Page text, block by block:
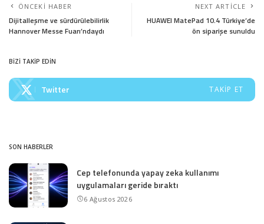
ÖNCEKI HABER
Dijitalleşme ve sürdürülebilirlik
Hannover Messe Fuarı’ndaydı
NEXT ARTICLE
HUAWEI MatePad 10.4 Türkiye’de
ön siparişe sunuldu
BİZİ TAKİP EDİN
Twitter TAKIP ET
SON HABERLER
Cep telefonunda yapay zeka kullanımı
uygulamaları geride bıraktı
6 Ağustos 2026